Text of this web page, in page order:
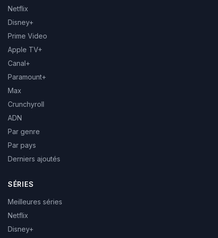
Netflix
Disney+
Prime Video
Apple TV+
Canal+
Paramount+
Max
Crunchyroll
ADN
Par genre
Par pays
Derniers ajoutés
SÉRIES
Meilleures séries
Netflix
Disney+